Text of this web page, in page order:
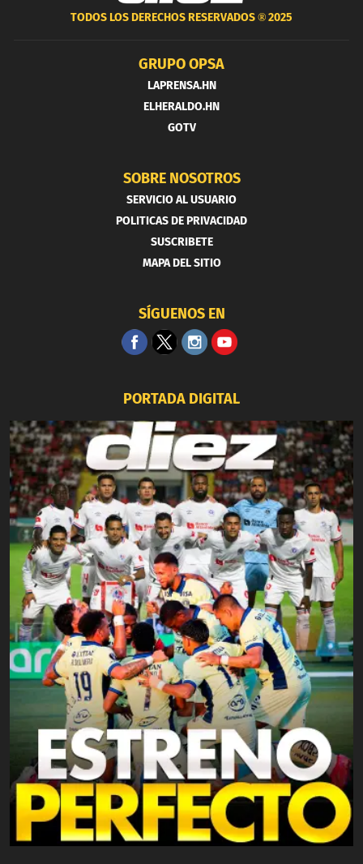
TODOS LOS DERECHOS RESERVADOS ®2025
GRUPO OPSA
LAPRENSA.HN
ELHERALDO.HN
GOTV
SOBRE NOSOTROS
SERVICIO AL USUARIO
POLITICAS DE PRIVACIDAD
SUSCRIBETE
MAPA DEL SITIO
SÍGUENOS EN
PORTADA DIGITAL